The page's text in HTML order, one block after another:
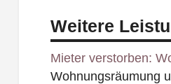
Weitere
Mieter verstorben:
Wohnungsräumung